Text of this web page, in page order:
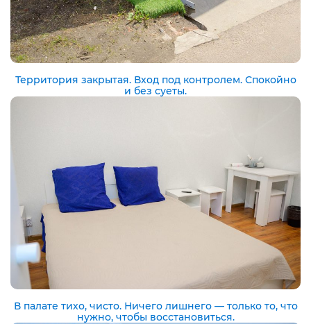
Территория закрытая. Вход под контролем. Спокойно
и без суеты.
В палате тихо, чисто. Ничего лишнего — только то, что
нужно, чтобы восстановиться.